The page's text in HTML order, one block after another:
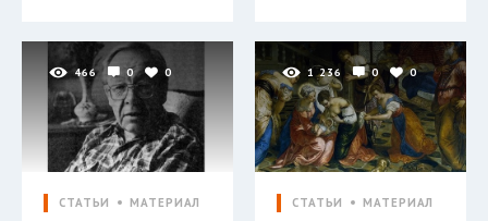
466 0 0
СТАТЬИ МАТЕРИАЛ
1 236 0 0
СТАТЬИ МАТЕРИАЛ